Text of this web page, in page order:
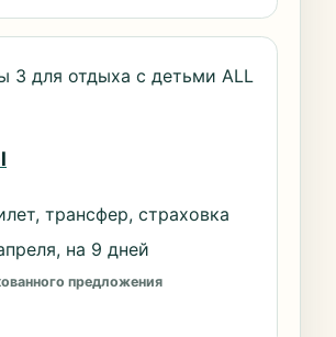
3 для отдыха с детьми ALL
трансфер, страховка
на 9 дней
предложения